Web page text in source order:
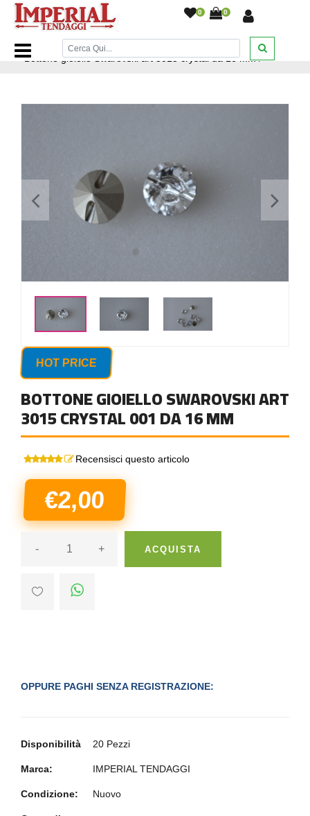
0 0
Home Page/Tessuti e Tendaggi/Accessori per tendaggi
Bottone gioiello Swarovski art 3015 crystal da 16 mm/
< >
HOT PRICE
BOTTONE GIOIELLO SWAROVSKI ART
3015 CRYSTAL 001 DA 16 MM
Recensisci questo articolo
€2,00
- + ACQUISTA
OPPURE PAGHI SENZA REGISTRAZIONE:
Disponibilità 20 Pezzi
Marca: IMPERIAL TENDAGGI
Condizione: Nuovo